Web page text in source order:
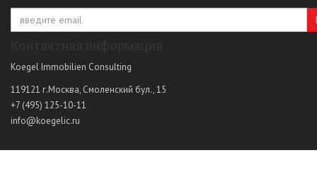
Koegel Immobilien Consulting
119121 г.Москва, Смоленский бул., 15
+7 (495) 125-10-11
info@koegelic.ru